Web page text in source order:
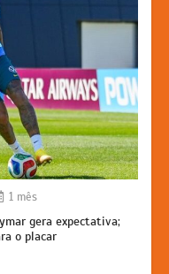
1 mês
gera expectativa;
o placar